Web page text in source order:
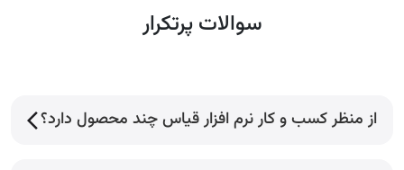
سوالات پرتکرار
از منظر کسب و کار نرم افزار قیاس چند محصول دارد؟